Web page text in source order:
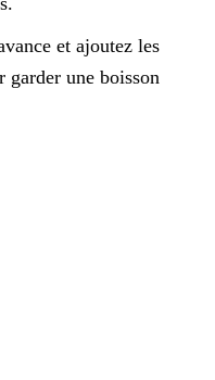
et ajoutez les
garder une boisson